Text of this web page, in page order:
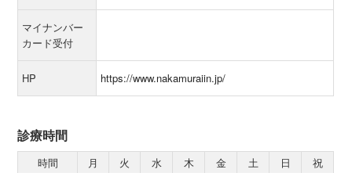
マイナンバー
カード受付
HP https://www.nakamuraiin.jp/
診療時間
時間 月 火 水 木 金 土 日
祝